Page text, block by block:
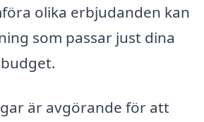
olika erbjudanden kan
som passar just dina
är avgörande för att